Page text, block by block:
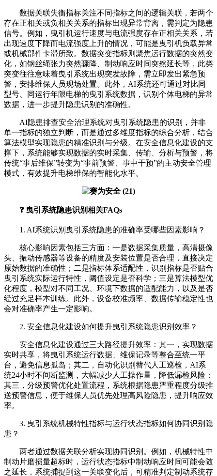
数据关联失衡指标关注不同指标之间的逻辑关联，若两个
存在正相关或负相关关系的指标出现异常背离，需判定为隐患
信号。例如，曳引机运行速度与电流强度存在正相关关系，若
出现速度下降而电流强度上升的情况，可能是曳引机负载异常
或机械部件卡滞所致。数据突变指标则聚焦运行数据的突然变
化，如钢丝绳张力突然骤降、制动响应时间突然延长等，此类
突变往往意味着曳引系统出现突发故障，需立即发出紧急预
警，安排维保人员现场处置。此外，AI系统还可通过对比同
型号、同运行年限电梯的曳引系统数据，识别个体电梯的异常
数据，进一步提升隐患识别的准确性。
AI隐患排查安全治理系统对曳引系统隐患的识别，并非
单一指标的独立判断，而是通过多维度指标的综合分析，结合
算法模型实现隐患的精准识别与分级。在安全信息化建设的支
撑下，系统能够实现数据的实时采集、传输、分析与预警，将
传统“事后维保”转变为“事前预警、事中干预”的主动安全管理
模式，有效提升电梯维保的智能化水平。
❓ 曳引系统隐患识别相关FAQs
1. AI系统识别曳引系统隐患的准确率受哪些因素影响？
核心影响因素包括三方面：一是数据采集质量，高清摄像
头、振动传感器等设备的精度及安装位置是否合理，直接决定
原始数据的准确性；二是指标体系适配性，识别指标是否贴合
曳引系统实际运行特性，阈值设定是否科学；三是算法模型优
化程度，模型对不同工况、环境下数据的适配能力，以及是否
经过充足样本训练。此外，设备校准频率、数据传输稳定性也
会对准确率产生一定影响。
2. 安全信息化建设如何提升曳引系统隐患识别效率？
安全信息化建设通过三大路径提升效率：其一，实现数据
实时共享，将曳引系统运行数据、维保记录等整合至统一平
台，避免信息孤岛；其二，自动化识别替代人工巡检，AI系
统24小时不间断监测，大幅减少人工操作量，降低漏检风险；
其三，分级预警优化处置流程，系统根据隐患严重程度分级推
送预警信息，便于维保人员优先处理高风险隐患，提升响应效
率。
3. 曳引系统机械特性指标与运行状态指标如何协同识别隐
患？
两者通过数据关联分析实现协同识别。例如，机械特性中
制动片磨损量超标时，运行状态指标中制动响应时间可能会随
之延长，系统捕捉到这一关联变化后，可精准判定制动系统存